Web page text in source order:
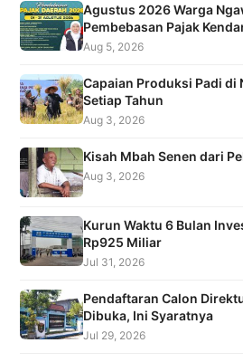
Agustus 2026 Warga
Pembebasan Pajak
Aug 5, 2026
Capaian Produksi Padi di
Setiap Tahun
Aug 3, 2026
Kisah Mbah Senen dari
Aug 3, 2026
Kurun Waktu 6 Bulan
Rp925 Miliar
Jul 31, 2026
Pendaftaran Calon
Dibuka, Ini Syaratnya
Jul 29, 2026